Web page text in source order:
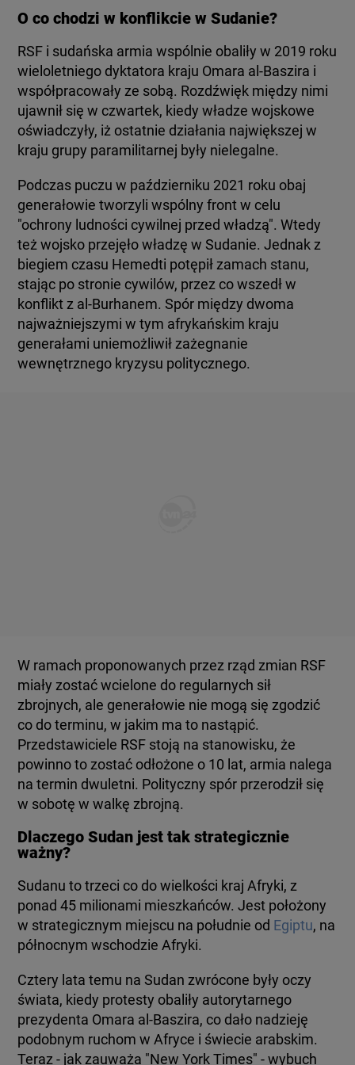
O co chodzi w konflikcie w Sudanie?
RSF i sudańska armia wspólnie obaliły w 2019 roku
wieloletniego dyktatora kraju Omara al-Baszira i
współpracowały ze sobą. Rozdźwięk między nimi
ujawnił się w czwartek, kiedy władze wojskowe
oświadczyły, iż ostatnie działania największej w
kraju grupy paramilitarnej były nielegalne.
Podczas puczu w październiku 2021 roku obaj
generałowie tworzyli wspólny front w celu
"ochrony ludności cywilnej przed władzą". Wtedy
też wojsko przejęło władzę w Sudanie. Jednak z
biegiem czasu Hemedti potępił zamach stanu,
stając po stronie cywilów, przez co wszedł w
konflikt z al-Burhanem. Spór między dwoma
najważniejszymi w tym afrykańskim kraju
generałami uniemożliwił zażegnanie
wewnętrznego kryzysu politycznego.
W ramach proponowanych przez rząd zmian RSF
miały zostać wcielone do regularnych sił
zbrojnych, ale generałowie nie mogą się zgodzić
co do terminu, w jakim ma to nastąpić.
Przedstawiciele RSF stoją na stanowisku, że
powinno to zostać odłożone o 10 lat, armia nalega
na termin dwuletni. Polityczny spór przerodził się
w sobotę w walkę zbrojną.
Dlaczego Sudan jest tak strategicznie
ważny?
Sudanu to trzeci co do wielkości kraj Afryki, z
ponad 45 milionami mieszkańców. Jest położony
w strategicznym miejscu na południe od Egiptu, na
północnym wschodzie Afryki.
Cztery lata temu na Sudan zwrócone były oczy
świata, kiedy protesty obaliły autorytarnego
prezydenta Omara al-Baszira, co dało nadzieję
podobnym ruchom w Afryce i świecie arabskim.
Teraz - jak zauważa "New York Times" - wybuch